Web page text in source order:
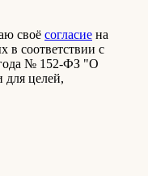
своё согласие на
в соответствии с
№ 152-ФЗ "О
для целей,